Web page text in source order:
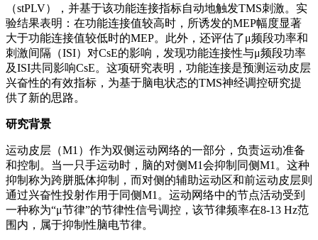
（stPLV），并基于该功能连接指标自动地触发TMS刺激。实
验结果表明：在功能连接值较高时，所诱发的MEP幅度显著
大于功能连接值较低时的MEP。此外，还评估了μ频段功率和
刺激间隔（ISI）对CsE的影响，发现功能连接性与μ频段功率
及ISI共同影响CsE。这项研究表明，功能连接是预测运动皮层
兴奋性的有效指标，为基于脑电状态的TMS神经调控研究提
供了新的思路。
研究背景
运动皮层（M1）作为双侧运动网络的一部分，负责运动准备
和控制。当一只手运动时，脑的对侧M1会抑制同侧M1。这种
抑制称为跨胼胝体抑制，而对侧的辅助运动区和前运动皮层则
通过兴奋性投射作用于同侧M1。运动网络中的节点活动受到
一种称为“μ节律”的节律性信号调控，该节律频率在8-13 Hz范
围内，属于抑制性脑电节律。